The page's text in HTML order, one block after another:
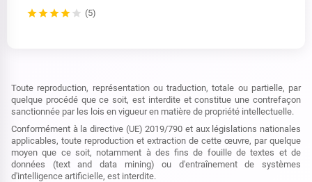
(5)
Toute reproduction, représentation ou traduction, totale ou partielle, par
quelque procédé que ce soit, est interdite et constitue une contrefaçon
sanctionnée par les lois en vigueur en matière de propriété intellectuelle.
Conformément à la directive (UE) 2019/790 et aux législations nationales
applicables, toute reproduction et extraction de cette œuvre, par quelque
moyen que ce soit, notamment à des fins de fouille de textes et de
données (text and data mining) ou d'entraînement de systèmes
d'intelligence artificielle, est interdite.